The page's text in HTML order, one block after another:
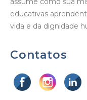
educativas
vida e da dignidade
Contatos